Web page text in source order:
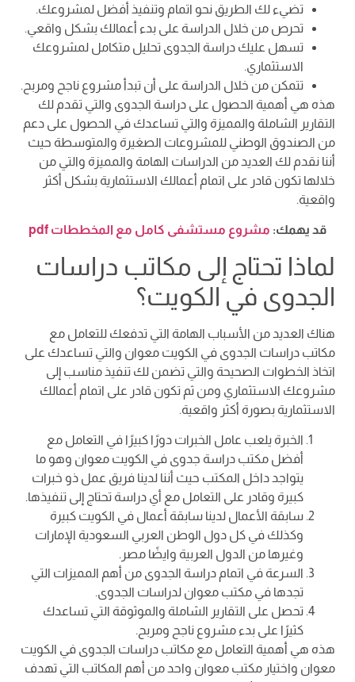
تضيء لك الطريق نحو اتمام وتنفيذ أفضل لمشروعك.
تحرص من خلال الدراسة على بدء أعمالك بشكل واقعي.
تسهل عليك دراسة الجدوى تحليل متكامل لمشروعك
الاستثماري.
تتمكن من خلال الدراسة على أن تبدأ مشروع ناجح ومربح.
هذه هي أهمية الحصول على دراسة الجدوى والتي تقدم لك
التقارير الشاملة والمميزة والتي تساعدك في الحصول على دعم
من الصندوق الوطني للمشروعات الصغيرة والمتوسطة حيث
أننا نقدم لك العديد من الدراسات الهامة والمميزة والتي من
خلالها تكون قادر على اتمام أعمالك الاستثمارية بشكل أكثر
واقعية.
قد يهمك: مشروع مستشفى كامل مع المخططات pdf
لماذا تحتاج إلى مكاتب دراسات
الجدوى في الكويت؟
هناك العديد من الأسباب الهامة التي تدفعك للتعامل مع
مكاتب دراسات الجدوى في الكويت معوان والتي تساعدك على
اتخاذ الخطوات الصحيحة والتي تضمن لك تنفيذ مناسب إلى
مشروعك الاستثماري ومن ثم تكون قادر على اتمام أعمالك
الاستثمارية بصورة أكثر واقعية.
الخبرة يلعب عامل الخبرات دورًا كبيرًا في التعامل مع
أفضل مكتب دراسة جدوى في الكويت معوان وهو ما
يتواجد داخل المكتب حيث أننا لدينا فريق عمل ذو خبرات
كبيرة وقادر على التعامل مع أي دراسة تحتاج إلى تنفيذها.
سابقة الأعمال لدينا سابقة أعمال في الكويت كبيرة
وكذلك في كل دول الوطن العربي السعودية الإمارات
وغيرها من الدول العربية وايضًا مصر.
السرعة في اتمام دراسة الجدوى من أهم المميزات التي
تجدها في مكتب معوان لدراسات الجدوى.
تحصل على التقارير الشاملة والموثوقة التي تساعدك
كثيرًا على بدء مشروع ناجح ومربح.
هذه هي أهمية التعامل مع مكاتب دراسات الجدوى في الكويت
معوان واختيار مكتب معوان واحد من أهم المكاتب التي تهدف